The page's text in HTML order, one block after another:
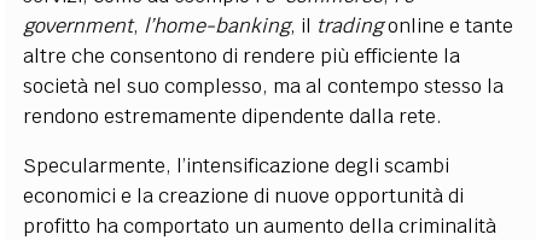
government, l’home-banking, il tradingonline e tante
altre che consentono di rendere più efficiente la
società nel suo complesso, ma al contempo stesso la
rendono estremamente dipendente dalla rete.
Specularmente, l’intensificazione degli scambi
economici e la creazione di nuove opportunità di
profitto ha comportato un aumento della criminalità